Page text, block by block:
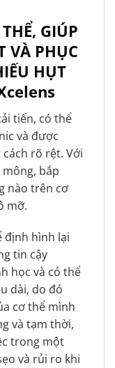
GIÚP
VÀ PHỤC
HỤT
tiến, có thể
và được
rõ rệt. Với
bắp
nào trên cơ
mỡ.
định hình lại
tin cậy
học và có thể
dài, do đó
cơ thể mình
và tạm thời,
trong một
và rủi ro khi